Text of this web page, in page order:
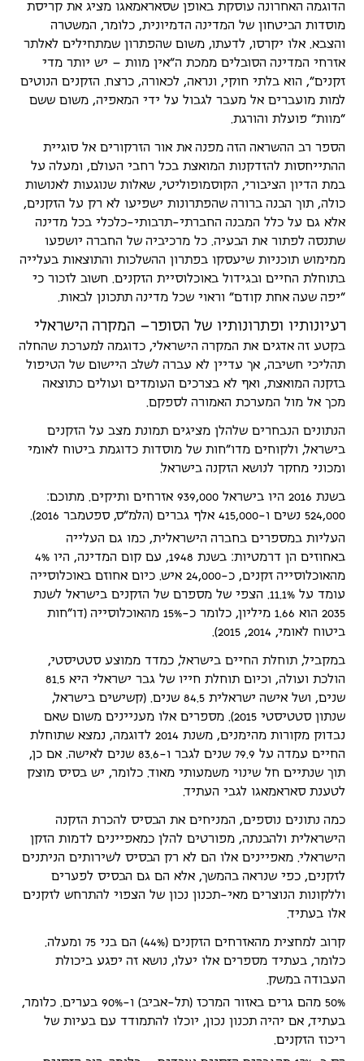
הדוגמה האחרונה עוסקת באופן שסאראמאגו מציג את קריסת
מוסדות הביטחון של המדינה הדמיונית, כלומר, המשטרה
והצבא. אלו יקרסו, לדעתו, משום שהפתרון שמתחילים לאלתר
אזרחי המדינה הסובלים ממכת ה"אין מוות – יש יותר מדי
זקנים", הוא בלתי חוקי, ונראה, לכאורה, כרצח. הזקנים הנוטים
למות מועברים אל מעבר לגבול על ידי המאפיה, משום ששם
"מוות" פועלת והורגת.
הספר רב ההשראה הזה מפנה את אור הזרקורים אל סוגיית
ההתייחסות להזדקנות המואצת בכל רחבי העולם, ומעלה על
במת הדיון הציבורי, הקוסמופוליטי, שאלות שנוגעות לאנושות
כולה, תוך הבנה ברורה שהפתרונות ישפיעו לא רק על הזקנים,
אלא גם על כלל המבנה החברתי-תרבותי-כלכלי בכל מדינה
שתנסה לפתור את הבעיה. כל מרכיביה של החברה יושפעו
ממימוש תוכניות שיעסקו בפתרון ההשלכות והתוצאות בעלייה
בתוחלת החיים ובגידול באוכלוסיית הזקנים. חשוב לזכור כי
"יפה שעה אחת קודם" וראוי שכל מדינה תתכונן לבאות.
רעיונותיו ופתרונותיו של הסופר– המקרה הישראלי
בקטע זה אדגים את המקרה הישראלי, כדוגמה למערכת שהחלה
תהליכי חשיבה, אך עדיין לא עברה לשלב היישום של הטיפול
בזקנה המואצת, ואף לא בצרכים העומדים ועולים כתוצאה
מכך אל מול המערכת האמורה לספקם.
הנתונים הנבחרים שלהלן מציגים תמונת מצב על הזקנים
בישראל, ולקוחים מדו"חות של מוסדות כדוגמת ביטוח לאומי
ומכוני מחקר לנושא הזקנה בישראל.
בשנת 2016 היו בישראל 939,000 אזרחים ותיקים. מתוכם:
524,000 נשים ו-415,000 אלף גברים (הלמ"ס, ספטמבר 2016).
העליות במספרים בחברה הישראלית, כמו גם העלייה
באחוזים הן דרמטיות: בשנת 1948, עם קום המדינה, היו 4%
מהאוכלוסייה זקנים, כ-24,000 איש. כיום אחוזם באוכלוסייה
עומד על 11.1%. הצפי של מספרם של הזקנים בישראל לשנת
2035 הוא 1.66 מיליון, כלומר כ-15% מהאוכלוסייה (דו"חות
ביטוח לאומי, 2014, 2015).
במקביל, תוחלת החיים בישראל, כמדד ממוצע סטטיסטי,
הולכת ועולה, וכיום תוחלת חייו של גבר ישראלי היא 81.5
שנים, ושל אישה ישראלית 84.5 שנים. (קשישים בישראל,
שנתון סטטיסטי 2015). מספרים אלו מעניינים משום שאם
נבדוק מקורות מהימנים, משנת 2014 לדוגמה, נמצא שתוחלת
החיים עמדה על 79.9 שנים לגבר ו-83.6 שנים לאישה. אם כן,
תוך שנתיים חל שינוי משמעותי מאוד. כלומר, יש בסיס מוצק
לטענת סאראמאגו לגבי העתיד.
כמה נתונים נוספים, המניחים את הבסיס להכרת הזקנה
הישראלית ולהבנתה, מפורטים להלן כמאפיינים לדמות הזקן
הישראלי. מאפיינים אלו הם לא רק הבסיס לשירותים הניתנים
לזקנים, כפי שנראה בהמשך, אלא הם גם הבסיס לפערים
וללקונות הנוצרים מאי-תכנון נכון של הצפוי להתרחש לזקנים
אלו בעתיד.
קרוב למחצית מהאזרחים הזקנים (44%) הם בני 75 ומעלה.
כלומר, בעתיד מספרים אלו יעלו, נושא זה יפגע ביכולת
העבודה במשק.
50% מהם גרים באזור המרכז (תל-אביב) ו-90% בערים. כלומר,
בעתיד, אם יהיה תכנון נכון, יוכלו להתמודד עם בעיות של
ריכוז הזקנים.